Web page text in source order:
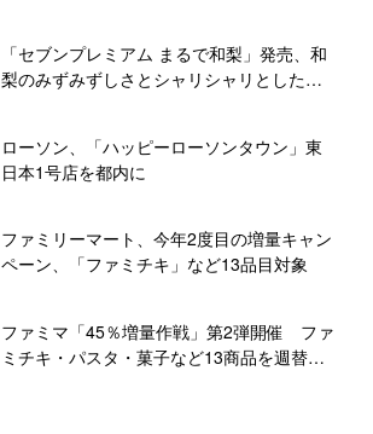
「セブンプレミアム まるで和梨」発売、和
梨のみずみずしさとシャリシャリとした食
ローソン、「ハッピーローソンタウン」東
日本1号店を都内に
ファミリーマート、今年2度目の増量キャン
ペーン、「ファミチキ」など13品目対象
ファミマ「45％増量作戦」第2弾開催 ファ
ミチキ・パスタ・菓子など13商品を週替わ